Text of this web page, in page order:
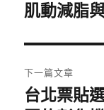
導
覽
一
文
章:
肌動減脂
下一篇文章
下
台北票貼